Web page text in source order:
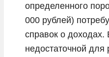
определенного
000 рублей)
справок о доходах.
недостаточной для